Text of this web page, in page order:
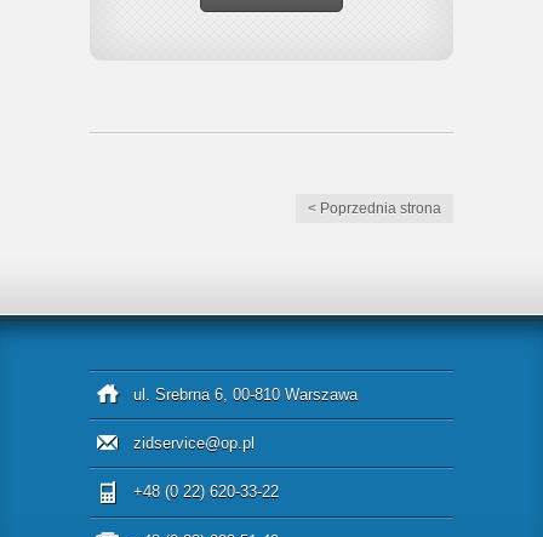
< Poprzednia strona
ul. Srebrna 6, 00-810 Warszawa
zidservice@op.pl
+48 (0 22) 620-33-22